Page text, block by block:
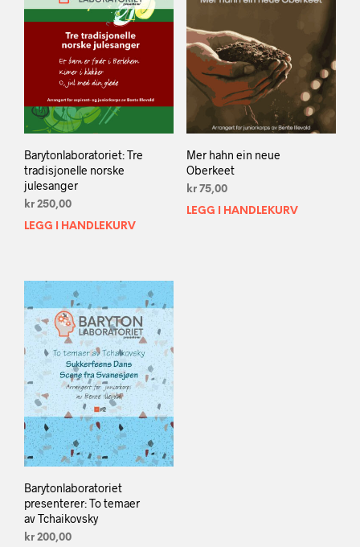
Barytonlaboratoriet: Tre
tradisjonelle norske
julesanger
kr 250,00
LEGG I HANDLEKURV
Mer hahn ein neue
Oberkeet
kr75,00
LEGG I HANDLEKURV
Barytonlaboratoriet
presenterer: To temaer
av Tchaikovsky
kr 200,00